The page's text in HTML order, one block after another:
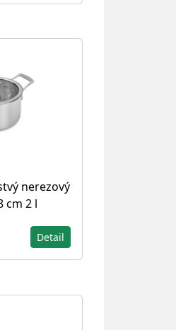
nerezový
cm 2 l
Detail